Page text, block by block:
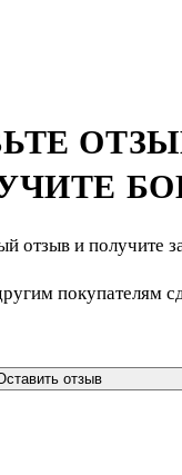
отзыв и получите
покупателям
отзыв